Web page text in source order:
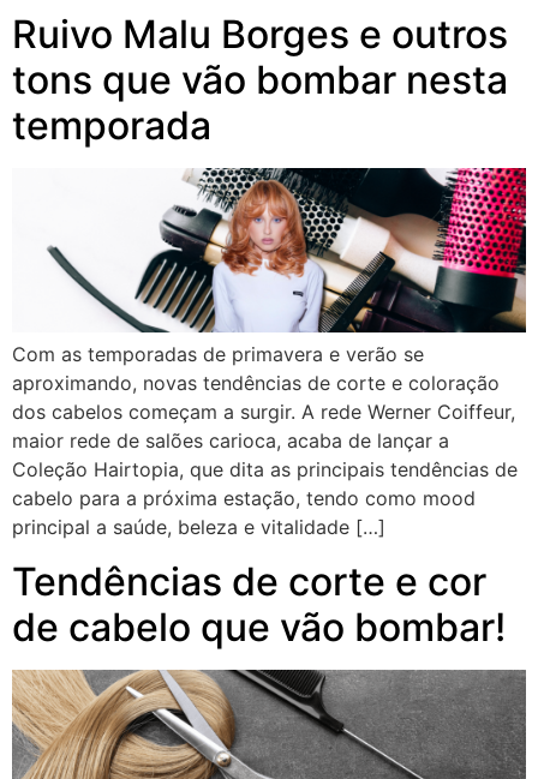
Ruivo Malu Borges e outros
tons que vão bombar nesta
temporada
Com as temporadas de primavera e verão se
aproximando, novas tendências de corte e coloração
dos cabelos começam a surgir. A rede Werner Coiffeur,
maior rede de salões carioca, acaba de lançar a
Coleção Hairtopia, que dita as principais tendências de
cabelo para a próxima estação, tendo como mood
principal a saúde, beleza e vitalidade […]
Tendências de corte e cor
de cabelo que vão bombar!